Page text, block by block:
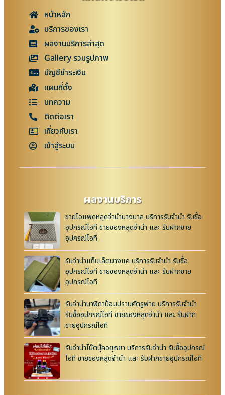
หน้าหลัก
บริการของเรา
ผลงานบริการล่าสุด
Gallery รวมรูปภาพ
บัญชีชำระเงิน
แผนที่ตั้ง
บทความ
ติดต่อเรา
เกี่ยวกับเรา
เข้าสู่ระบบ
ผลงานบริการ
ขายไอแพดหลุดจำนำบางบาล บริการรับจำนำ รับซื้อ
อุปกรณ์ไอที ขายของหลุดจำนำ และ รับฝากขาย
อุปกรณ์ไอที
รับจำนำแท็บเล็ตบางแค บริการรับจำนำ รับซื้อ
อุปกรณ์ไอที ขายของหลุดจำนำ และ รับฝากขาย
อุปกรณ์ไอที
รับจำนำนาฬิกาป้อมปราบศัตรูพ่าย บริการรับจำนำ
รับซื้ออุปกรณ์ไอที ขายของหลุดจำนำ และ รับฝาก
ขายอุปกรณ์ไอที
รับจำนำโน๊ตบุ๊คอยุธยา บริการรับจำนำ รับซื้ออุปกรณ์
ไอที ขายของหลุดจำนำ และ รับฝากขายอุปกรณ์ไอที